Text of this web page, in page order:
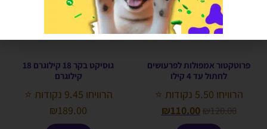
פרוטקטור אמפולות לפרעושים
לחתול עד 4 קילו
הרוויחו 5.50 נקודות ⭐
₪120.00
₪110.00
גוסיקט בקר 18 קילוגרם 18
קילוגרם
הרוויחו 9.45 נקודות ⭐
₪189.00